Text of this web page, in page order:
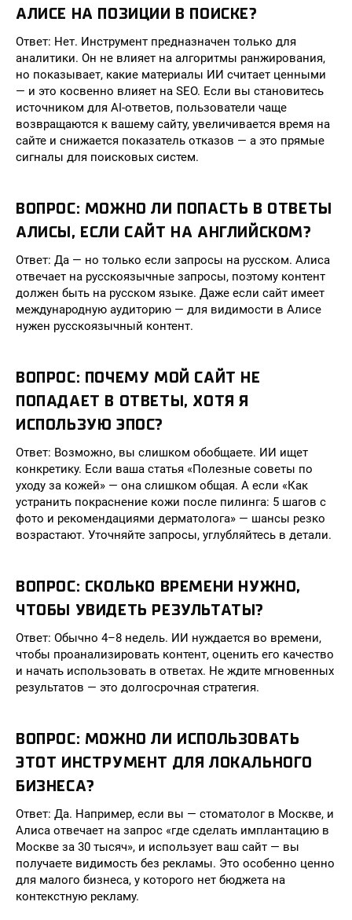
АЛИСЕ НА ПОЗИЦИИ В ПОИСКЕ?
Ответ: Нет. Инструмент предназначен только для
аналитики. Он не влияет на алгоритмы ранжирования,
но показывает, какие материалы ИИ считает ценными
— и это косвенно влияет на SEO. Если вы становитесь
источником для AI-ответов, пользователи чаще
возвращаются к вашему сайту, увеличивается время на
сайте и снижается показатель отказов — а это прямые
сигналы для поисковых систем.
ВОПРОС: МОЖНО ЛИ ПОПАСТЬ В ОТВЕТЫ
АЛИСЫ, ЕСЛИ САЙТ НА АНГЛИЙСКОМ?
Ответ: Да — но только если запросы на русском. Алиса
отвечает на русскоязычные запросы, поэтому контент
должен быть на русском языке. Даже если сайт имеет
международную аудиторию — для видимости в Алисе
нужен русскоязычный контент.
ВОПРОС: ПОЧЕМУ МОЙ САЙТ НЕ
ПОПАДАЕТ В ОТВЕТЫ, ХОТЯ Я
ИСПОЛЬЗУЮ ЭПОС?
Ответ: Возможно, вы слишком обобщаете. ИИ ищет
конкретику. Если ваша статья «Полезные советы по
уходу за кожей» — она слишком общая. А если «Как
устранить покраснение кожи после пилинга: 5 шагов с
фото и рекомендациями дерматолога» — шансы резко
возрастают. Уточняйте запросы, углубляйтесь в детали.
ВОПРОС: СКОЛЬКО ВРЕМЕНИ НУЖНО,
ЧТОБЫ УВИДЕТЬ РЕЗУЛЬТАТЫ?
Ответ: Обычно 4–8 недель. ИИ нуждается во времени,
чтобы проанализировать контент, оценить его качество
и начать использовать в ответах. Не ждите мгновенных
результатов — это долгосрочная стратегия.
ВОПРОС: МОЖНО ЛИ ИСПОЛЬЗОВАТЬ
ЭТОТ ИНСТРУМЕНТ ДЛЯ ЛОКАЛЬНОГО
БИЗНЕСА?
Ответ: Да. Например, если вы — стоматолог в Москве, и
Алиса отвечает на запрос «где сделать имплантацию в
Москве за 30 тысяч», и использует ваш сайт — вы
получаете видимость без рекламы. Это особенно ценно
для малого бизнеса, у которого нет бюджета на
контекстную рекламу.